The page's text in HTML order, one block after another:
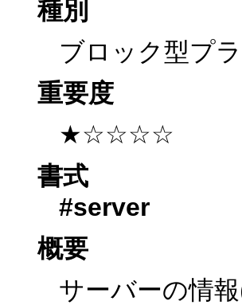
種別
ブロック型プ
重要度
★☆☆☆☆
書式
#server
概要
サーバーの情